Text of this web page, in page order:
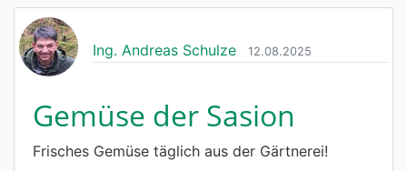
Ing. Andreas Schulze 12.08.2025
Gemüse der Sasion
Frisches Gemüse täglich aus der Gärtnerei!